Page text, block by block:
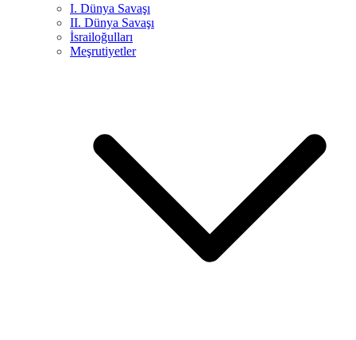
I. Dünya Savaşı
II. Dünya Savaşı
İsrailoğulları
Meşrutiyetler